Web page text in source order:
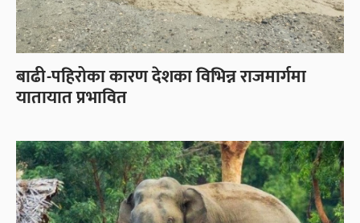
बाढी-पहिरोका कारण देशका विभिन्न राजमार्गमा
यातायात प्रभावित